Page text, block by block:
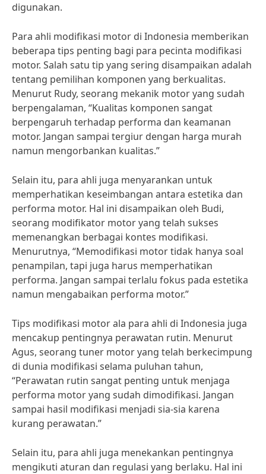
digunakan.
Para ahli modifikasi motor di Indonesia memberikan
beberapa tips penting bagi para pecinta modifikasi
motor. Salah satu tip yang sering disampaikan adalah
tentang pemilihan komponen yang berkualitas.
Menurut Rudy, seorang mekanik motor yang sudah
berpengalaman, “Kualitas komponen sangat
berpengaruh terhadap performa dan keamanan
motor. Jangan sampai tergiur dengan harga murah
namun mengorbankan kualitas.”
Selain itu, para ahli juga menyarankan untuk
memperhatikan keseimbangan antara estetika dan
performa motor. Hal ini disampaikan oleh Budi,
seorang modifikator motor yang telah sukses
memenangkan berbagai kontes modifikasi.
Menurutnya, “Memodifikasi motor tidak hanya soal
penampilan, tapi juga harus memperhatikan
performa. Jangan sampai terlalu fokus pada estetika
namun mengabaikan performa motor.”
Tips modifikasi motor ala para ahli di Indonesia juga
mencakup pentingnya perawatan rutin. Menurut
Agus, seorang tuner motor yang telah berkecimpung
di dunia modifikasi selama puluhan tahun,
“Perawatan rutin sangat penting untuk menjaga
performa motor yang sudah dimodifikasi. Jangan
sampai hasil modifikasi menjadi sia-sia karena
kurang perawatan.”
Selain itu, para ahli juga menekankan pentingnya
mengikuti aturan dan regulasi yang berlaku. Hal ini